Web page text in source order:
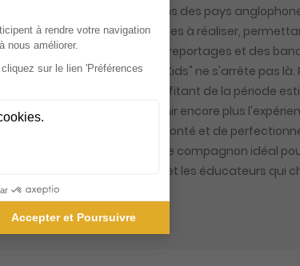
de la vie et des traditions des pays
et des recettes simples à réaliser,
variés tels que des mini-reportages et des
Mais "I Love English for Kids" ne s'arrête pas
apprentissage tout en profitant de la période
de l'année. Pour enrichir encore plus
aux enfants d'écouter à volonté et de
English for Kids" est donc le compagnon idéal
précieux pour les parents et les éducateurs qui